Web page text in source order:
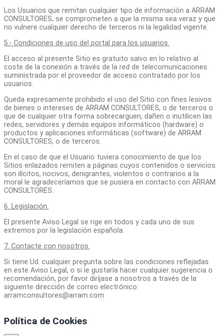
Los Usuarios que remitan cualquier tipo de información a ARRAM
CONSULTORES, se comprometen a que la misma sea veraz y que
no vulnere cualquier derecho de terceros ni la legalidad vigente.
5.- Condiciones de uso del portal para los usuarios.
El acceso al presente Sitio es gratuito salvo en lo relativo al
coste de la conexión a través de la red de telecomunicaciones
suministrada por el proveedor de acceso contratado por los
usuarios.
Queda expresamente prohibido el uso del Sitio con fines lesivos
de bienes o intereses de ARRAM CONSULTORES, o de terceros o
que de cualquier otra forma sobrecarguen, dañen o inutilicen las
redes, servidores y demás equipos informáticos (hardware) o
productos y aplicaciones informáticas (software) de ARRAM
CONSULTORES, o de terceros.
En el caso de que el Usuario tuviera conocimiento de que los
Sitios enlazados remiten a páginas cuyos contenidos o servicios
son ilícitos, nocivos, denigrantes, violentos o contrarios a la
moral le agradeceríamos que se pusiera en contacto con ARRAM
CONSULTORES.
6. Legislación.
El presente Aviso Legal se rige en todos y cada uno de sus
extremos por la legislación española.
7. Contacte con nosotros.
Si tiene Ud. cualquier pregunta sobre las condiciones reflejadas
en este Aviso Legal, o si le gustaría hacer cualquier sugerencia o
recomendación, por favor diríjase a nosotros a través de la
siguiente dirección de correo electrónico:
arramconsultores@arram.com
Política de Cookies